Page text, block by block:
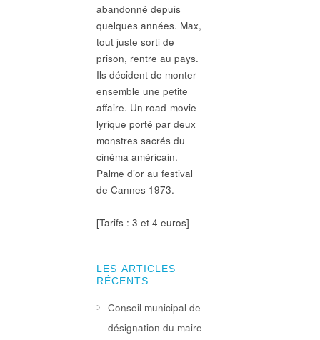
abandonné depuis
quelques années. Max,
tout juste sorti de
prison, rentre au pays.
Ils décident de monter
ensemble une petite
affaire. Un road-movie
lyrique porté par deux
monstres sacrés du
cinéma américain.
Palme d’or au festival
de Cannes 1973.
[Tarifs : 3 et 4 euros]
LES ARTICLES
RÉCENTS
Conseil municipal de
désignation du maire